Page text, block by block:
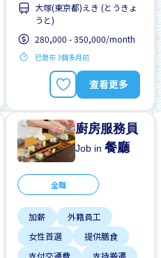
有機會被錄取全職工作
男性首選
大塚(東京都)えき (とうきょ
うと)
280,000 - 350,000/month
已發布 3個多月前
查看更多
廚房服務員
Job in餐廳
全職
加薪
外籍員工
女性首選
提供膳食
支付交通費
支持搬遷